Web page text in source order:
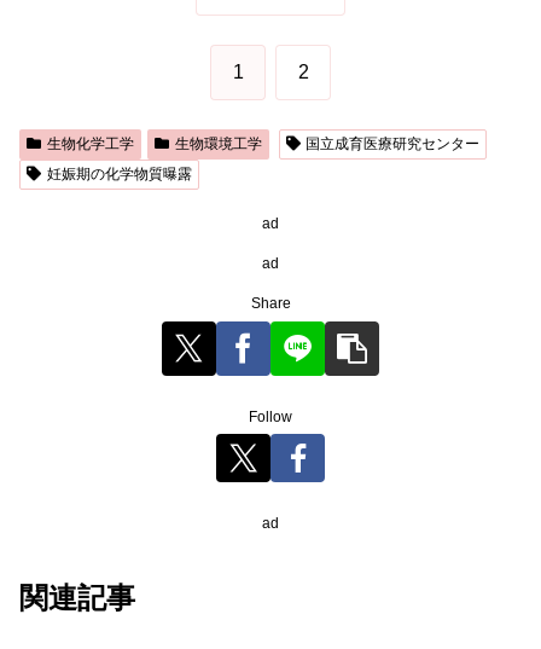
1 2
生物化学工学 生物環境工学
国立成育医療研究センター
妊娠期の化学物質曝露
ad
ad
Share
Follow
ad
関連記事